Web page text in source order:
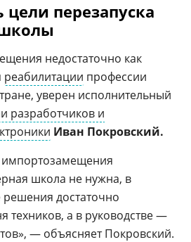
перезапуска
недостаточно как
реабилитации профессии
уверен исполнительный
разработчиков и
Иван Покровский.
импортозамещения
школа не нужна, в
решения достаточно
техников, а в руководстве —
— объясняет Покровский.